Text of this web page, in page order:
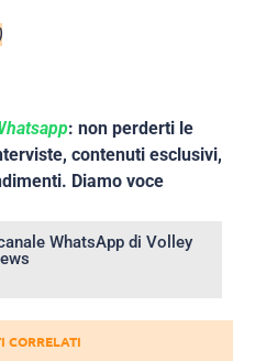
: non perderti le
contenuti esclusivi,
Diamo voce
WhatsApp di Volley
CORRELATI